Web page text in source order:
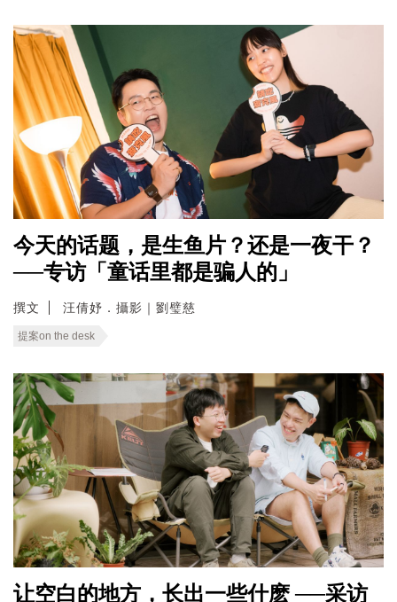
今天的话题，是生鱼片？还是一夜干？
──专访「童话里都是骗人的」
撰文 汪倩妤．攝影｜劉璧慈
提案on the desk
让空白的地方，长出一些什麽 ──采访